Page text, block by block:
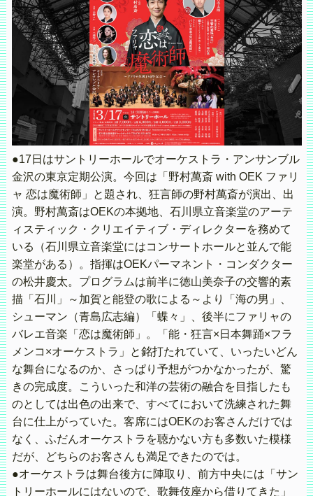
●17日はサントリーホールでオーケストラ・アンサンブル
金沢の東京定期公演。今回は「野村萬斎 with OEK ファリ
ャ 恋は魔術師」と題され、狂言師の野村萬斎が演出、出
演。野村萬斎はOEKの本拠地、石川県立音楽堂のアーテ
ィスティック・クリエイティブ・ディレクターを務めて
いる（石川県立音楽堂にはコンサートホールと並んで能
楽堂がある）。指揮はOEKパーマネント・コンダクター
の松井慶太。プログラムは前半に徳山美奈子の交響的素
描「石川」～加賀と能登の歌による～より「海の男」、
シューマン（青島広志編）「蝶々」、後半にファリャの
バレエ音楽「恋は魔術師」。「能・狂言×日本舞踊×フラ
メンコ×オーケストラ」と銘打たれていて、いったいどん
な舞台になるのか、さっぱり予想がつかなかったが、驚
きの完成度。こういった和洋の芸術の融合を目指したも
のとしては出色の出来で、すべてにおいて洗練された舞
台に仕上がっていた。客席にはOEKのお客さんだけでは
なく、ふだんオーケストラを聴かない方も多数いた模様
だが、どちらのお客さんも満足できたのでは。
●オーケストラは舞台後方に陣取り、前方中央には「サン
トリーホールにはないので、歌舞伎座から借りてきた」